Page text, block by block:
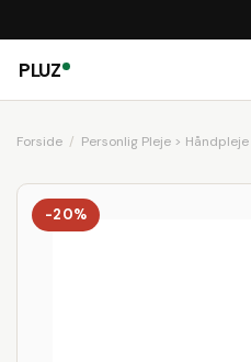
PLUZ
Forside Personlig Pleje > Håndpleje
-20%